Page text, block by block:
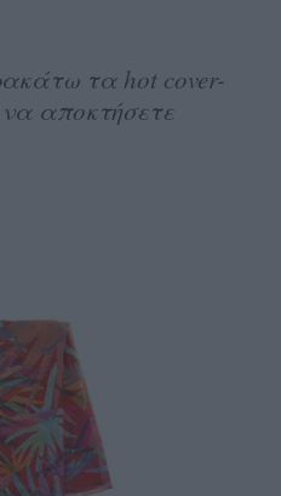
τα hot cover-
αποκτήσετε